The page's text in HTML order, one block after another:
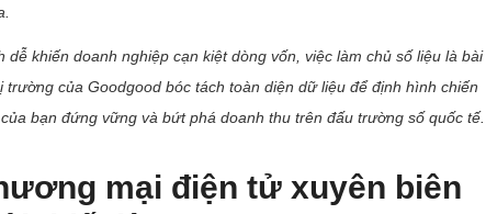
khiến doanh nghiệp cạn kiệt dòng vốn, việc làm chủ số liệu là bài
của Goodgood bóc tách toàn diện dữ liệu để định hình chiến
bạn đứng vững và bứt phá doanh thu trên đấu trường số quốc tế.
mại điện tử xuyên biên